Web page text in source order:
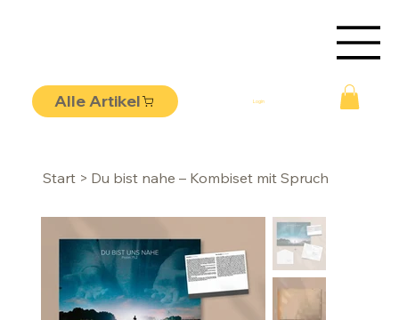
Alle Artikel Login
Start > Du bist nahe – Kombiset mit Spruch